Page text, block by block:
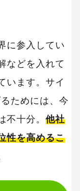
に参入してい
などを入れて
います。サイ
ためには、今
不十分。他社
性を高めるこ